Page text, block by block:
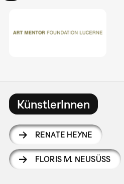
KünstlerInnen
RENATE HEYNE
FLORIS M. NEUSÜSS